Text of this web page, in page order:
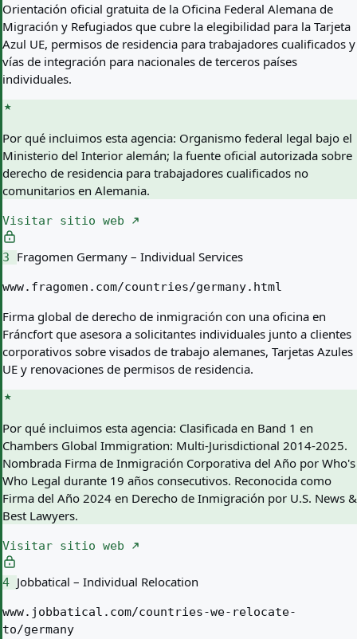
Orientación oficial gratuita de la Oficina Federal Alemana de
Migración y Refugiados que cubre la elegibilidad para la Tarjeta
Azul UE, permisos de residencia para trabajadores cualificados y
vías de integración para nacionales de terceros países
individuales.
Por qué incluimos esta agencia: Organismo federal legal bajo el
Ministerio del Interior alemán; la fuente oficial autorizada sobre
derecho de residencia para trabajadores cualificados no
comunitarios en Alemania.
Visitar sitio web
3 Fragomen Germany – Individual Services
www.fragomen.com/countries/germany.html
Firma global de derecho de inmigración con una oficina en
Fráncfort que asesora a solicitantes individuales junto a clientes
corporativos sobre visados de trabajo alemanes, Tarjetas Azules
UE y renovaciones de permisos de residencia.
Por qué incluimos esta agencia: Clasificada en Band 1 en
Chambers Global Immigration: Multi-Jurisdictional 2014-2025.
Nombrada Firma de Inmigración Corporativa del Año por Who's
Who Legal durante 19 años consecutivos. Reconocida como
Firma del Año 2024 en Derecho de Inmigración por U.S. News &
Best Lawyers.
Visitar sitio web
4 Jobbatical – Individual Relocation
www.jobbatical.com/countries-we-relocate-
to/germany